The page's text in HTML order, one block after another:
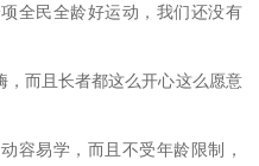
全民全龄好运动，我们还没有
，而且长者都这么开心这么愿意
容易学，而且不受年龄限制，